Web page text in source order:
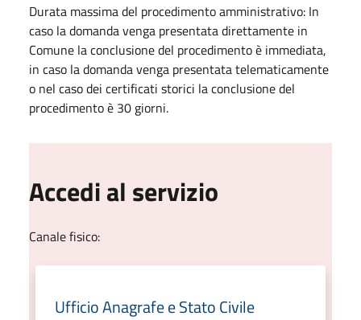
Durata massima del procedimento amministrativo: In
caso la domanda venga presentata direttamente in
Comune la conclusione del procedimento è immediata,
in caso la domanda venga presentata telematicamente
o nel caso dei certificati storici la conclusione del
procedimento è 30 giorni.
Accedi al servizio
Canale fisico:
Ufficio Anagrafe e Stato Civile